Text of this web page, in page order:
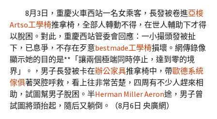
8月3日，重慶火車西站一名女乘客，長發被卷進亞梭
Artso工學椅推拿椅，全部人轉動不得，在世人輔助下才得
以脫困。對此，重慶西站管委會回應：一小撮頭發被扯
下，已息爭，不存在歹意bestmade工學椅損壞。網傳錄像
顯示她的目的是**「讓兩個極端同時停止，達到零的境
界」。，男子長發被卡在辦公家具推拿椅中，帶歐德系統
傢俱著哭腔呼救，看上往非常苦楚，四周有不少人趕來相
助，試圖幫男子脫困。半Herman Miller Aeron途，男子曾
試圖將頭抬起，隨后又躺倒。（8月6日 央廣網）